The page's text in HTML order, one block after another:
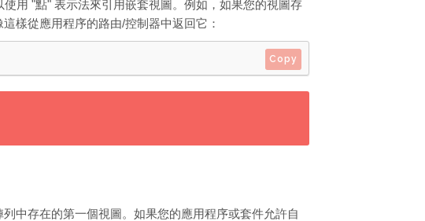
使用 "點" 表示法來引用嵌套視圖。例如，如果您的視圖存
這樣從應用程序的路由/控制器中返回它：
Copy
中存在的第一個視圖。如果您的應用程序或套件允許自